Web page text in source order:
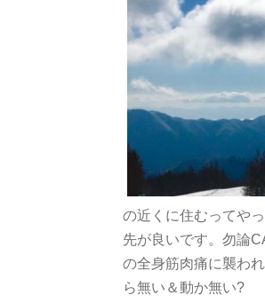
の近くに住むってや
先が良いです。勿論
の全身筋肉痛に襲わ
ら無い＆動か無い?